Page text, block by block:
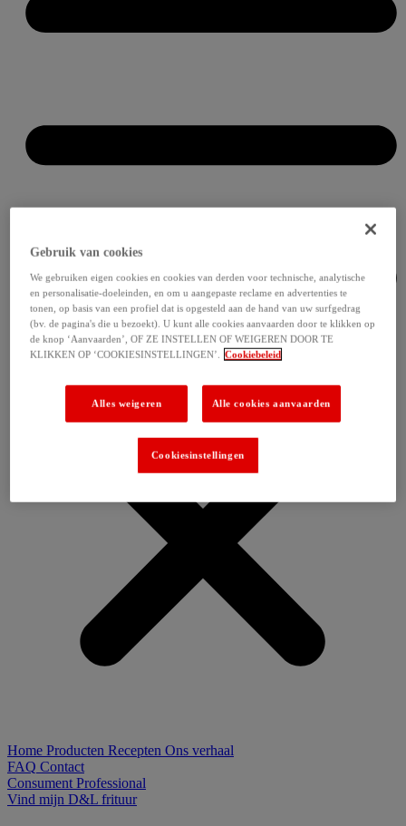
Home Producten Recepten Ons verhaal
FAQ Contact
Consument Professional
Vind mijn D&L frituur
Gebruik van cookies
We gebruiken eigen cookies en cookies van derden voor technische, analytische
en personalisatie-doeleinden, en om u aangepaste reclame en advertenties te
tonen, op basis van een profiel dat is opgesteld aan de hand van uw surfgedrag
(bv. de pagina's die u bezoekt). U kunt alle cookies aanvaarden door te klikken op
de knop ‘Aanvaarden’, OF ZE INSTELLEN OF WEIGEREN DOOR TE
KLIKKEN OP ‘COOKIESINSTELLINGEN’. Cookiebeleid
Alles weigeren Alle cookies aanvaarden
Cookiesinstellingen